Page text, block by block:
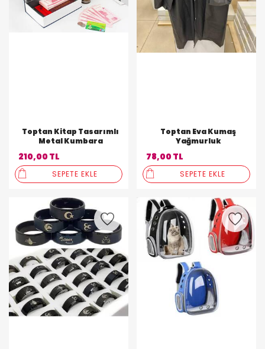
Toptan Kitap Tasarımlı
Metal Kumbara
210,00 TL
SEPETE EKLE
Toptan Eva Kumaş
Yağmurluk
78,00 TL
SEPETE EKLE